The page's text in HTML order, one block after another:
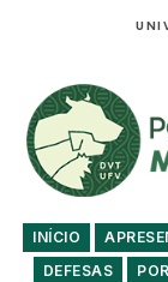
INÍCIO
DEFESAS